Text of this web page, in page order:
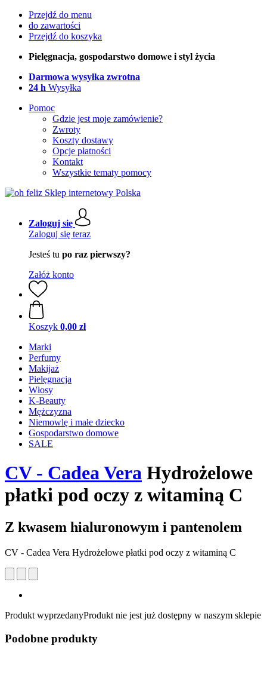
Przejdź do menu
do zawartości
Przejdź do koszyka
Pielęgnacja, gospodarstwo domowe i styl życia
Darmowa wysyłka zwrotna
24 h Wysyłka
Pomoc
Gdzie jest moje zamówienie?
Zwroty
Koszty dostawy
Opcje płatności
Kontakt
Wszystkie tematy pomocy
Zaloguj się
Zaloguj się teraz
Jesteś tu po raz pierwszy?
Załóż konto
Koszyk 0,00 zł
Marki
Perfumy
Makijaż
Pielęgnacja
Włosy
K-Beauty
Mężczyzna
Niemowlę i małe dziecko
Gospodarstwo domowe
SALE
CV - Cadea Vera Hydrożelowe
płatki pod oczy z witaminą C
Z kwasem hialuronowym i pantenolem
CV - Cadea Vera Hydrożelowe płatki pod oczy z witaminą C
Produkt wyprzedanyProdukt nie jest już dostępny w naszym sklepie
Podobne produkty